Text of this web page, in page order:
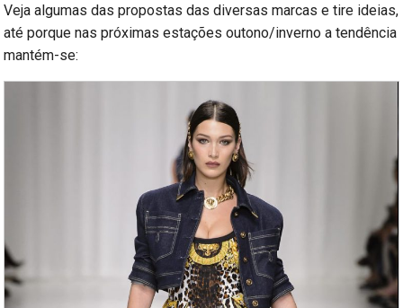
Veja algumas das propostas das diversas marcas e tire ideias,
até porque nas próximas estações outono/inverno a tendência
mantém-se: